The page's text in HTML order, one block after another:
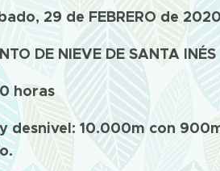
29 de FEBRERO de
DE NIEVE DE SANTA INÉS
horas
desnivel: 10.000m con